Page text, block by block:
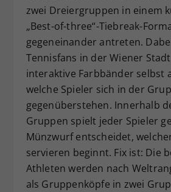
zwei Dreiergruppen in einem
„Best-of-three“-Tiebreak-
gegeneinander antreten.
Tennisfans in der Wiener
interaktive Farbbänder selbst
welche Spieler sich in der
gegenüberstehen. Innerhalb
Gruppen spielt jeder Spieler
Münzwurf entscheidet,
servieren beginnt. Fix ist: Die
Athleten werden nach
als Gruppenköpfe in zwei